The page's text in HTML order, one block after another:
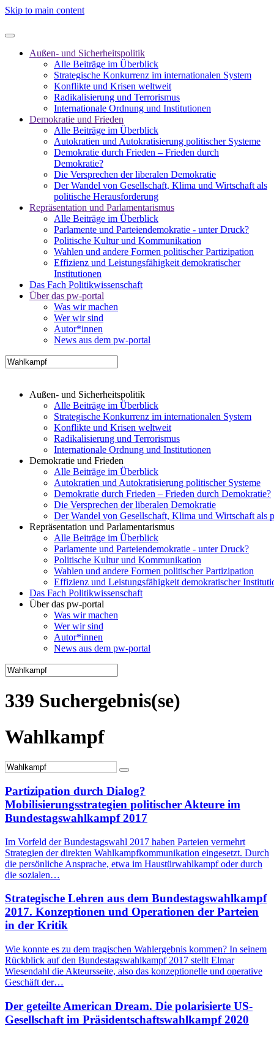
Skip to main content
Außen- und Sicherheitspolitik
Alle Beiträge im Überblick
Strategische Konkurrenz im internationalen System
Konflikte und Krisen weltweit
Radikalisierung und Terrorismus
Internationale Ordnung und Institutionen
Demokratie und Frieden
Alle Beiträge im Überblick
Autokratien und Autokratisierung politischer Systeme
Demokratie durch Frieden – Frieden durch
Demokratie?
Die Versprechen der liberalen Demokratie
Der Wandel von Gesellschaft, Klima und Wirtschaft als
politische Herausforderung
Repräsentation und Parlamentarismus
Alle Beiträge im Überblick
Parlamente und Parteiendemokratie - unter Druck?
Politische Kultur und Kommunikation
Wahlen und andere Formen politischer Partizipation
Effizienz und Leistungsfähigkeit demokratischer
Institutionen
Das Fach Politikwissenschaft
Über das pw-portal
Was wir machen
Wer wir sind
Autor*innen
News aus dem pw-portal
Außen- und Sicherheitspolitik
Alle Beiträge im Überblick
Strategische Konkurrenz im internationalen System
Konflikte und Krisen weltweit
Radikalisierung und Terrorismus
Internationale Ordnung und Institutionen
Demokratie und Frieden
Alle Beiträge im Überblick
Autokratien und Autokratisierung politischer Systeme
Demokratie durch Frieden – Frieden durch Demokratie?
Die Versprechen der liberalen Demokratie
Der Wandel von Gesellschaft, Klima und Wirtschaft als
Repräsentation und Parlamentarismus
Alle Beiträge im Überblick
Parlamente und Parteiendemokratie - unter Druck?
Politische Kultur und Kommunikation
Wahlen und andere Formen politischer Partizipation
Effizienz und Leistungsfähigkeit demokratischer
Das Fach Politikwissenschaft
Über das pw-portal
Was wir machen
Wer wir sind
Autor*innen
News aus dem pw-portal
339 Suchergebnis(se)
Wahlkampf
Partizipation durch Dialog?
Mobilisierungsstrategien politischer Akteure im
Bundestagswahlkampf 2017
Im Vorfeld der Bundestagswahl 2017 haben Parteien vermehrt
Strategien der direkten Wahlkampfkommunikation eingesetzt. Durch
die persönliche Ansprache, etwa im Haustürwahlkampf oder durch
die sozialen…
Strategische Lehren aus dem Bundestagswahlkampf
2017. Konzeptionen und Operationen der Parteien
in der Kritik
Wie konnte es zu dem tragischen Wahlergebnis kommen? In seinem
Rückblick auf den Bundestagswahlkampf 2017 stellt Elmar
Wiesendahl die Akteursseite, also das konzeptionelle und operative
Geschäft der…
Der geteilte American Dream. Die polarisierte US-
Gesellschaft im Präsidentschaftswahlkampf 2020